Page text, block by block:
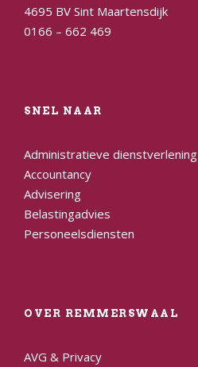
4695 BV Sint Maartensdijk
0166 – 662 469
SNEL NAAR
Administratieve dienstverlening
Accountancy
Advisering
Belastingadvies
Personeelsdiensten
OVER REMMERSWAAL
AVG & Privacy